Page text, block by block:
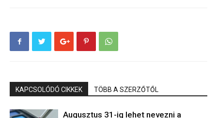
KAPCSOLÓDÓ CIKKEK TÖBB A SZERZŐTŐL
Augusztus 31-ig lehet nevezni a